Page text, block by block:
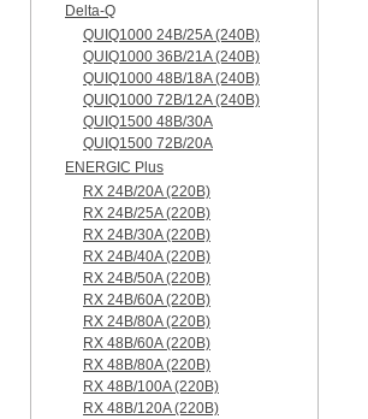
Delta-Q
QUIQ1000 24B/25A (240B)
QUIQ1000 36B/21A (240B)
QUIQ1000 48B/18A (240B)
QUIQ1000 72B/12A (240B)
QUIQ1500 48B/30A
QUIQ1500 72B/20A
ENERGIC Plus
RX 24B/20A (220B)
RX 24B/25A (220B)
RX 24B/30A (220B)
RX 24B/40A (220B)
RX 24B/50A (220B)
RX 24B/60A (220B)
RX 24B/80A (220B)
RX 48B/60A (220B)
RX 48B/80A (220B)
RX 48B/100A (220B)
RX 48B/120A (220B)